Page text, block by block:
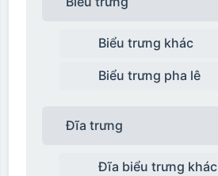
Biểu trưng khác
Biểu trưng pha lê
Đĩa trưng
Đĩa biểu trưng khác